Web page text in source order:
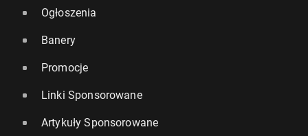
Wizz Air od paź­dzier­ni­ka będzie latał z Polski do
Egiptu
Ogłoszenia
Banery
Promocje
Linki Sponsorowane
Artykuły Sponsorowane